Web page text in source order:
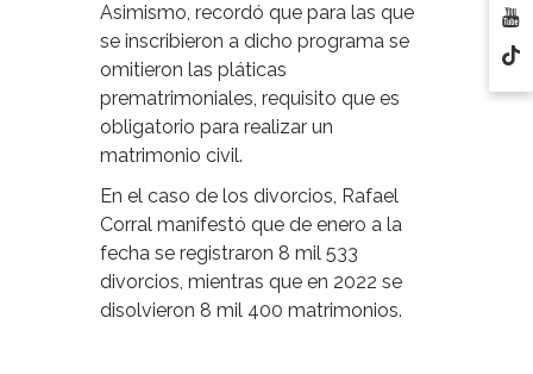
Asimismo, recordó que para las que
se inscribieron a dicho programa se
omitieron las pláticas
prematrimoniales, requisito que es
obligatorio para realizar un
matrimonio civil.
En el caso de los divorcios, Rafael
Corral manifestó que de enero a la
fecha se registraron 8 mil 533
divorcios, mientras que en 2022 se
disolvieron 8 mil 400 matrimonios.